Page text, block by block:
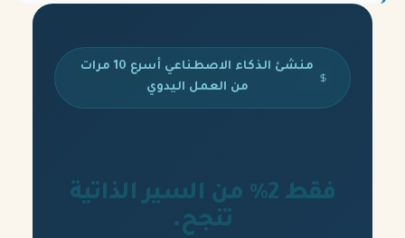
منشئ الذكاء الاصطناعي أسرع 10 مرات
من العمل اليدوي
فقط 2% من السير الذاتية
تنجح.